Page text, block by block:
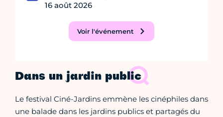
16 août 2026
Voir l'événement
Dans un jardin public
Le festival Ciné-Jardins emmène les cinéphiles dans
une balade dans les jardins publics et partagés du